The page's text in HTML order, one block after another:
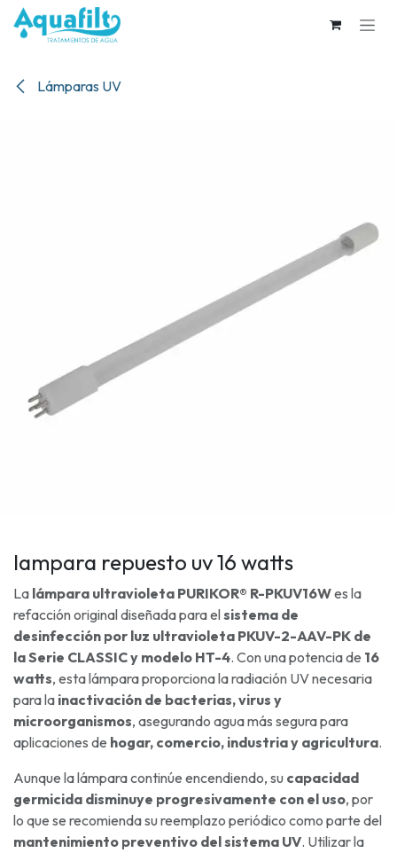
Ir al contenido
Lámparas UV
lampara repuesto uv 16 watts
La lámpara ultravioleta PURIKOR® R-PKUV16Wes la
refacción original diseñada para elsistema de
desinfección por luz ultravioleta PKUV-2-AAV-PK de
la Serie CLASSIC y modelo HT-4. Con una potencia de 16
watts, esta lámpara proporciona la radiación UV necesaria
para la inactivación de bacterias, virus y
microorganismos, asegurando agua más segura para
aplicaciones de hogar, comercio, industria y agricultura.
Aunque la lámpara continúe encendiendo, su capacidad
germicida disminuye progresivamente con el uso, por
lo que se recomienda su reemplazo periódico como parte del
mantenimiento preventivo del sistema UV. Utilizar la